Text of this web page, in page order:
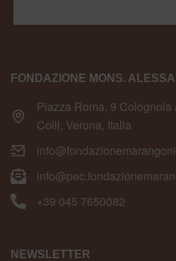
FONDAZIONE MONS.
Piazza Roma, 9 Colognola
Colli, Verona, Italia
+39 045 7650082
NEWSLETTER